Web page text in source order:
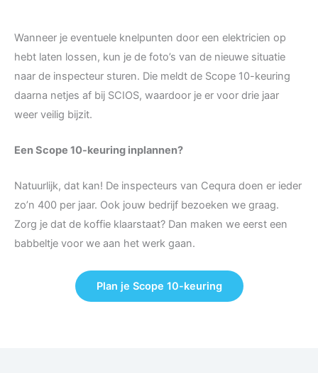
Wanneer je eventuele knelpunten door een elektricien op
hebt laten lossen, kun je de foto’s van de nieuwe situatie
naar de inspecteur sturen. Die meldt de Scope 10-keuring
daarna netjes af bij SCIOS, waardoor je er voor drie jaar
weer veilig bijzit.
Een Scope 10-keuring inplannen?
Natuurlijk, dat kan! De inspecteurs van Cequra doen er ieder
zo’n 400 per jaar. Ook jouw bedrijf bezoeken we graag.
Zorg je dat de koffie klaarstaat? Dan maken we eerst een
babbeltje voor we aan het werk gaan.
Plan je Scope 10-keuring